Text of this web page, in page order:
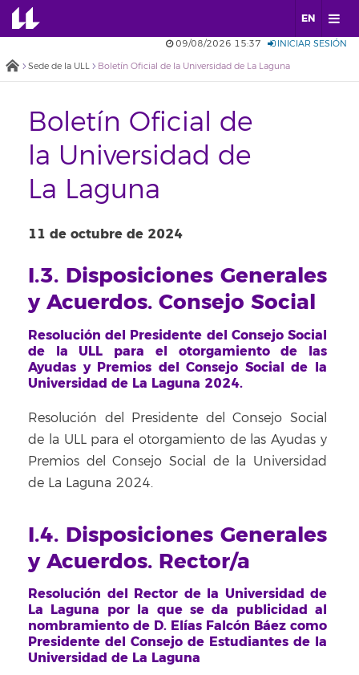
EN
09/08/2026 15:37 INICIAR SESIÓN
Sede de la ULL Boletín Oficial de la Universidad de La Laguna
Boletín Oficial de
la Universidad de
La Laguna
11 de octubre de 2024
I.3. Disposiciones Generales
y Acuerdos. Consejo Social
Resolución del Presidente del Consejo Social
de la ULL para el otorgamiento de las
Ayudas y Premios del Consejo Social de la
Universidad de La Laguna 2024.
Resolución del Presidente del Consejo Social
de la ULL para el otorgamiento de las Ayudas y
Premios del Consejo Social de la Universidad
de La Laguna 2024.
I.4. Disposiciones Generales
y Acuerdos. Rector/a
Resolución del Rector de la Universidad de
La Laguna por la que se da publicidad al
nombramiento de D. Elías Falcón Báez como
Presidente del Consejo de Estudiantes de la
Universidad de La Laguna